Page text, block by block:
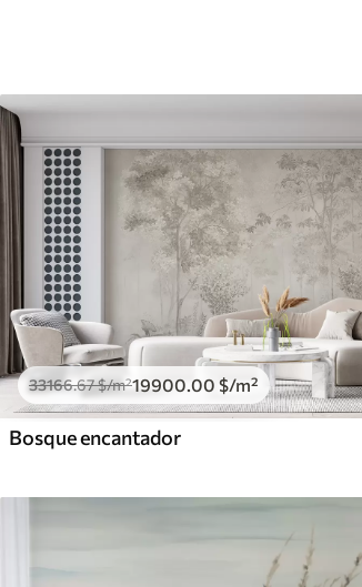
33166.67$/m²19900 .00 $/m²
Bosque encantador